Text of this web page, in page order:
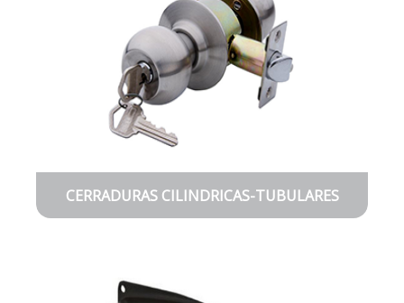
CERRADURAS CILINDRICAS-TUBULARES